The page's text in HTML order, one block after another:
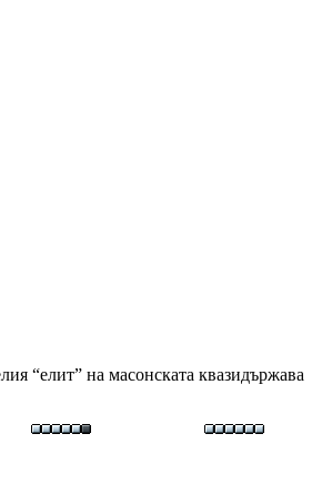
“елит” на масонската квазидържава